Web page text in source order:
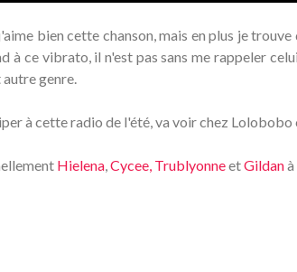
bien cette chanson, mais en plus je
à ce vibrato, il n'est pas sans me rappeler
autre genre.
à cette radio de l'été, va voir chez Lolobobo
Hielena,Cycee, TrublyonneetGildan